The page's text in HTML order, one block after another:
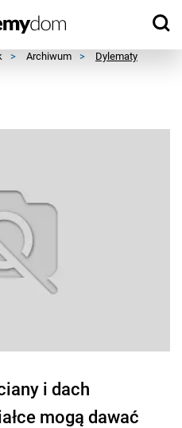
> Archiwum > Dylematy
i dach
mogą dawać